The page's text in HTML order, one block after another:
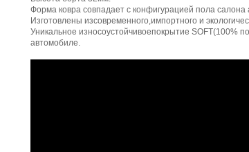
Форма ковра совпадает с конфигурацией пола салона
Изготовлены изсовременного,импортного и
Уникальное износоустойчивоепокрытие
автомобиле.